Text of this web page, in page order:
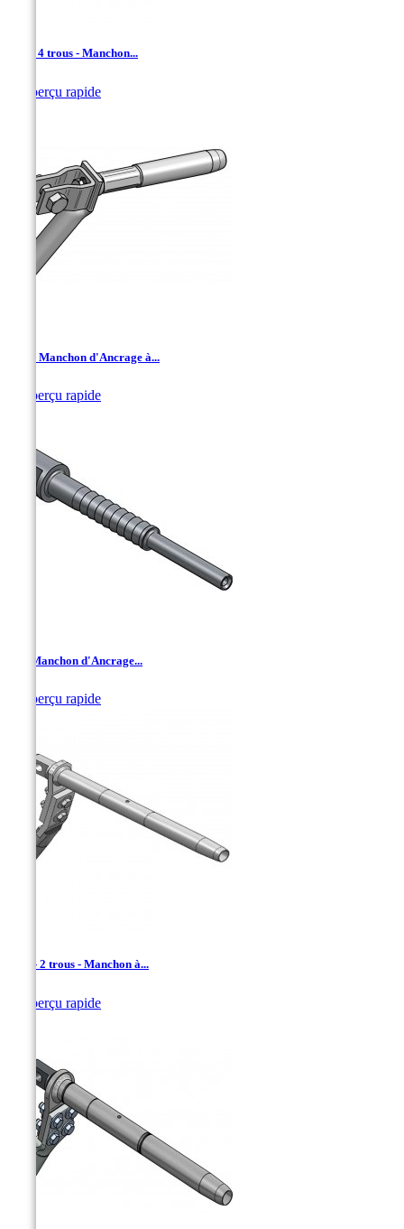
DAC- 4 trous - Manchon...
Aperçu rapide
DCJ - Manchon d'Ancrage à...
Aperçu rapide
SD - Manchon d'Ancrage...
Aperçu rapide
TDA - 2 trous - Manchon à...
Aperçu rapide